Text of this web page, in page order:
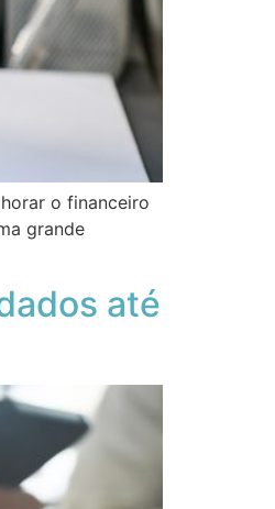
o financeiro
grande
até